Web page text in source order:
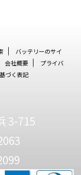
バッテリーのサイ
会社概要
プライバ
づく表記
3-715